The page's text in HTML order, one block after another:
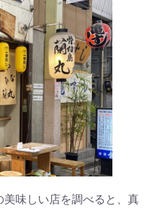
味しい店を調べると、真